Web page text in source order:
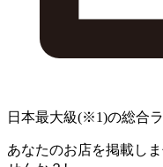
日本最大級(※1)の総合
あなたのお店を掲載し